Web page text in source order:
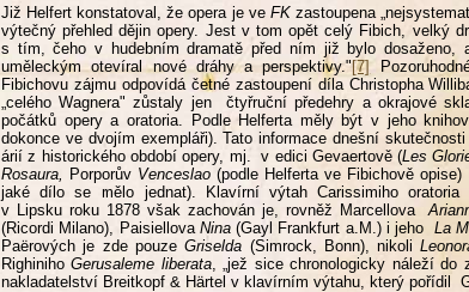
Již Helfert konstatoval, že opera je ve FKzastoupena
výtečný přehled dějin opery. Jest v tom opět celý Fibich, velký
s tím, čeho v hudebním dramatě před ním již bylo
uměleckým otevíral nové dráhy a perspektivy." [7]
Fibichovu zájmu odpovídá četné zastoupení díla Christopha
„celého Wagnera" zůstaly jen čtyřruční předehry a okrajové
počátků opery a oratoria. Podle Helferta měly být v jeho
dokonce ve dvojím exempláři). Tato informace dnešní
árií z historického období opery, mj. v edici Gevaertově (Les
Rosaura,
Porporův Venceslao (podle Helferta ve Fibichově opise)
jaké dílo se mělo jednat). Klavírní výtah Carissimiho oratoria
v Lipsku roku 1878 však zachován je, rovněž Marcellova
(Ricordi Milano), Paisiellova Nina(Gayl Frankfurt a.M.) i jeho La
Paërových je zde pouzeGriselda (Simrock, Bonn), nikoli
RighinihoGerusaleme liberata, „jež sice chronologicky náleží
nakladatelství Breitkopf & Härtel v klavírním výtahu, který pořídil